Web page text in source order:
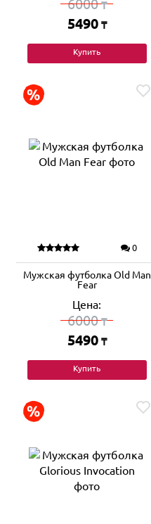
6000₸
5490 ₸
Купить
0
Мужская футболка Old Man
Fear
Цена:
6000₸
5490 ₸
Купить